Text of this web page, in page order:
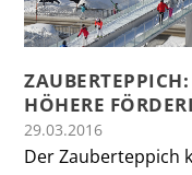
HÖHERE
29.03.2016
Der Zauberteppich